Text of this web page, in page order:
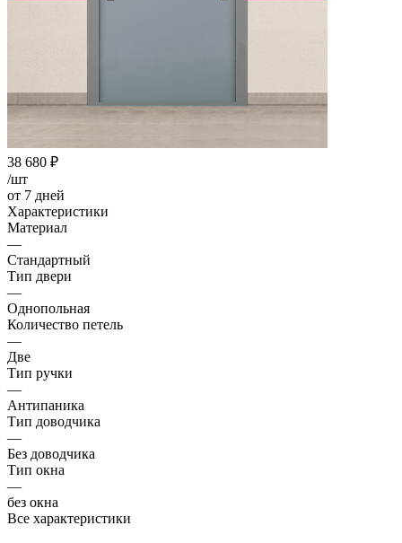
38 680 ₽
/шт
от 7 дней
Характеристики
Материал
—
Стандартный
Тип двери
—
Однопольная
Количество петель
—
Две
Тип ручки
—
Антипаника
Тип доводчика
—
Без доводчика
Тип окна
—
без окна
Все характеристики